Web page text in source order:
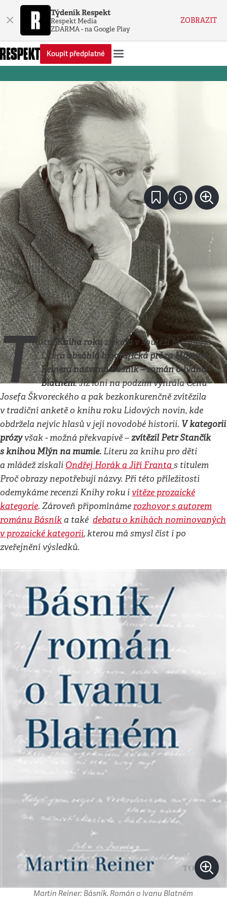
× Týdeník Respekt
Respekt Media
ZDARMA - na Google Play
ZOBRAZIT
Koupit předplatné
Kultura•1. 6. 2014•11minut
Básník. Román o Ivanu
Blatném
Martin Reiner
Ondřej Nezbeda
T itulKniha rokuzískala v soutěži Magnesia
Literaobsáhlá biografická próza Martina
Reinera nazvaná Básník – román o Ivanu
Blatném. Již loni na podzim vyhrála Cenu
Josefa Škvoreckého a pak bezkonkurenčně zvítězila
v tradiční anketě o knihu roku Lidových novin, kde
obdržela nejvíc hlasů v její novodobé historii. V kategorii
prózyvšak - možná překvapivě –zvítězil Petr Stančík
s knihou Mlýn na mumie.Literu za knihu pro děti
a mládež získali Ondřej Horák a Jiří Franta s titulem
Proč obrazy nepotřebují názvy. Při této příležitosti
odemykáme recenzi Knihy roku ivítěze prozaické
kategorie. Zároveň připomínámerozhovor s autorem
románu Básníka také debatu o knihách nominovaných
v prozaické kategorii, kterou má smysl číst i po
zveřejnění výsledků.
Martin Reiner: Básník. Román o Ivanu Blatném